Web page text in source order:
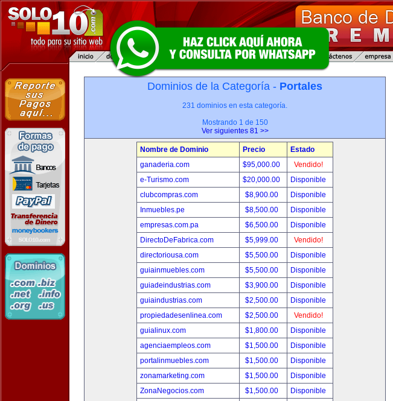
Dominios de la Categoría - Portales
231 dominios en esta categoría.
Mostrando 1 de 150
Ver siguientes 81 >>
Nombre de Dominio Precio
Estado
ganaderia.com
$95,000.00
Vendido!
e-Turismo.com
$20,000.00
Disponible
clubcompras.com
$8,900.00
Disponible
Inmuebles.pe
$8,500.00
Disponible
empresas.com.pa
$6,500.00
Disponible
DirectoDeFabrica.com
$5,999.00
Vendido!
directoriousa.com
$5,500.00
Disponible
guiainmuebles.com
$5,500.00
Disponible
guiadeindustrias.com
$3,900.00
Disponible
guiaindustrias.com
$2,500.00
Disponible
propiedadesenlinea.com
$2,500.00
Vendido!
guialinux.com
$1,800.00
Disponible
agenciaempleos.com
$1,500.00
Disponible
portalinmuebles.com
$1,500.00
Disponible
zonamarketing.com
$1,500.00
Disponible
ZonaNegocios.com
$1,500.00
Disponible